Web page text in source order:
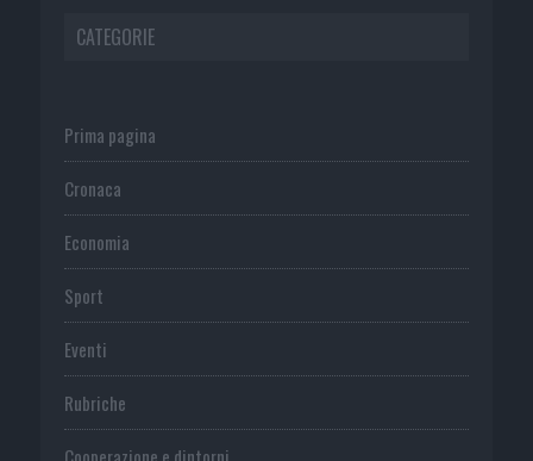
CATEGORIE
Prima pagina
Cronaca
Economia
Sport
Eventi
Rubriche